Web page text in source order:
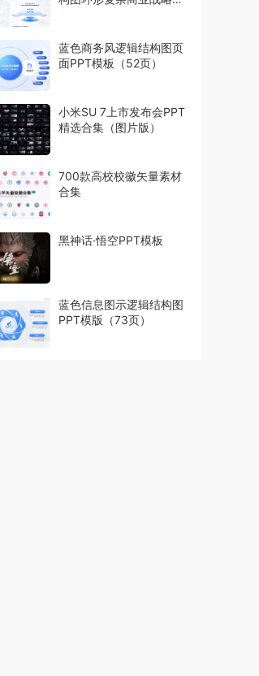
蓝色商务风逻辑结构图页
面PPT模板（52页）
小米SU 7上市发布会PPT
精选合集（图片版）
700款高校校徽矢量素材
合集
黑神话·悟空PPT模板
蓝色信息图示逻辑结构图
PPT模版（73页）